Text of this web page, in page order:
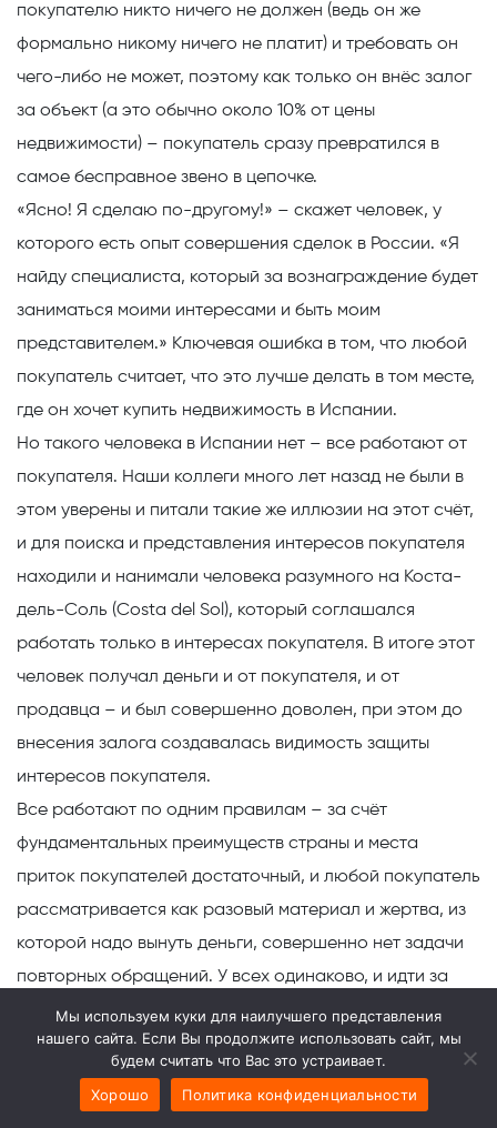
покупателю никто ничего не должен (ведь он же
формально никому ничего не платит) и требовать он
чего-либо не может, поэтому как только он внёс залог
за объект (а это обычно около 10% от цены
недвижимости) – покупатель сразу превратился в
самое бесправное звено в цепочке.
«Ясно! Я сделаю по-другому!» – скажет человек, у
которого есть опыт совершения сделок в России. «Я
найду специалиста, который за вознаграждение будет
заниматься моими интересами и быть моим
представителем.» Ключевая ошибка в том, что любой
покупатель считает, что это лучше делать в том месте,
где он хочет купить недвижимость в Испании.
Но такого человека в Испании нет – все работают от
покупателя. Наши коллеги много лет назад не были в
этом уверены и питали такие же иллюзии на этот счёт,
и для поиска и представления интересов покупателя
находили и нанимали человека разумного на Коста-
дель-Соль (Costa del Sol), который соглашался
работать только в интересах покупателя. В итоге этот
человек получал деньги и от покупателя, и от
продавца – и был совершенно доволен, при этом до
внесения залога создавалась видимость защиты
интересов покупателя.
Все работают по одним правилам – за счёт
фундаментальных преимуществ страны и места
приток покупателей достаточный, и любой покупатель
рассматривается как разовый материал и жертва, из
которой надо вынуть деньги, совершенно нет задачи
повторных обращений. У всех одинаково, и идти за
другими услугами человеку некуда.
В Испании, кстати, очень много граждан, совершенно
ненавидящих риелторов, а уж симпатий к людям этой
профессии никто не испытывает. Так что с престижем
Мы используем куки для наилучшего представления
нашего сайта. Если Вы продолжите использовать сайт, мы
будем считать что Вас это устраивает.
Хорошо
Политика конфиденциальности